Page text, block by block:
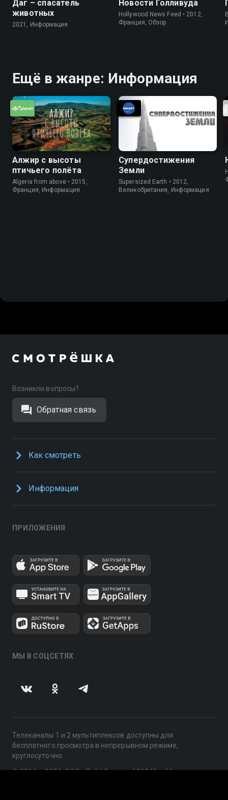
Даг – спасатель
животных
2021, Информация
Новости Голливуда
Hollywood News Feed • 2012,
Франция, Обзор
Ещё в жанре: Информация
Алжир с высоты
птичьего полёта
Algeria from above • 2015,
Франция, Информация
Супердостижения
Земли
Supersized Earth • 2012,
Великобритания, Информация
Возникли вопросы?
Обратная связь
Как смотреть
Информация
ПРИЛОЖЕНИЯ
МЫ В СОЦСЕТЯХ
Телеканалы 1 и 2 мультиплексов доступны для
бесплатного просмотра в непрерывном режиме,
круглосуточно.
© 2014 — 2026, ООО «ЛайфСтрим», 109240, г. Москва,